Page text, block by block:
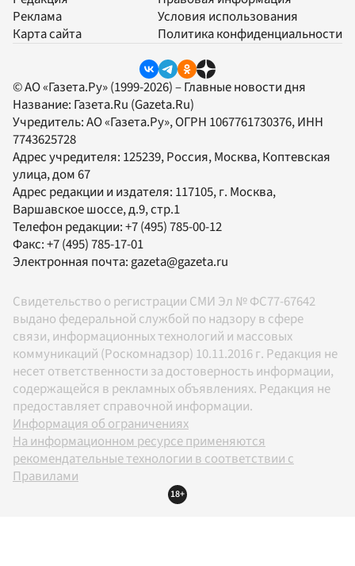
Реклама
Карта сайта
Условия использования
Политика конфиденциальности
© АО «Газета.Ру» (1999-2026) – Главные новости дня
Название: Газета.Ru (Gazeta.Ru)
Учредитель:АО «Газета.Ру», ОГРН 1067761730376, ИНН
7743625728
Адрес учредителя: 125239, Россия, Москва, Коптевская
улица, дом 67
Адрес редакции и издателя: 117105, г. Москва,
Варшавское шоссе, д.9, стр.1
Телефон редакции:+7 (495) 785-00-12
Факс:+7 (495) 785-17-01
Электронная почта: gazeta@gazeta.ru
Свидетельство о регистрации СМИ Эл № ФС77-67642
выдано федеральной службой по надзору в сфере
связи, информационных технологий и массовых
коммуникаций (Роскомнадзор) 10.11.2016 г. Редакция не
несет ответственности за достоверность информации,
содержащейся в рекламных объявлениях. Редакция не
предоставляет справочной информации.
Информация об ограничениях
На информационном ресурсе применяются
рекомендательные технологии в соответствии с
Правилами
18+